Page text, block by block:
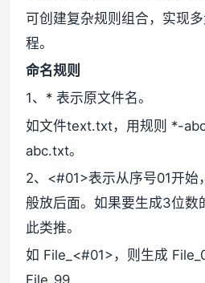
可创建复杂规则组合，实现
程。
命名规则
1、* 表示原文件名。
如文件text.txt，用规则 *-
abc.txt。
2、<#01>表示从序号01开始
般放后面。如果要生成3位数
此类推。
如 File_<#01>，则生成